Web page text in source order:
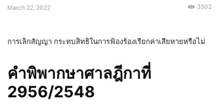
March 22, 2022 3502
การเลิกสัญญา กระทบสิทธิในการฟ้องร้องเรียกค่าเสียหายหรือไม่
คำพิพากษาศาลฎีกาที่
2956/2548